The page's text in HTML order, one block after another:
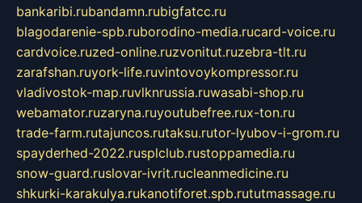
bankaribi.rubandamn.rubigfatcc.ru
blagodarenie-spb.ruborodino-media.rucard-voice.ru
cardvoice.ruzed-online.ruzvonitut.ruzebra-tlt.ru
zarafshan.ruyork-life.ruvintovoykompressor.ru
vladivostok-map.ruvlknrussia.ruwasabi-shop.ru
webamator.ruzaryna.ruyoutubefree.rux-ton.ru
trade-farm.rutajuncos.rutaksu.rutor-lyubov-i-grom.ru
spayderhed-2022.rusplclub.rustoppamedia.ru
snow-guard.ruslovar-ivrit.rucleanmedicine.ru
shkurki-karakulya.rukanotiforet.spb.rututmassage.ru